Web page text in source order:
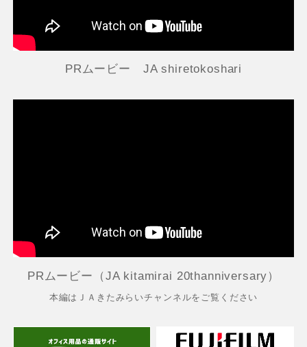
PRムービー JA shiretokoshari
PRムービー（JA kitamirai 20thanniversary）
本編はＪＡきたみらいチャンネルをご覧ください